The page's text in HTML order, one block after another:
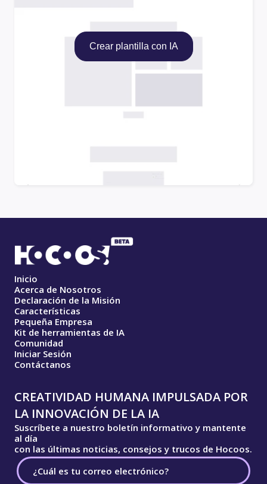
Crear plantilla con IA
Inicio
Acerca de Nosotros
Declaración de la Misión
Características
Pequeña Empresa
Kit de herramientas de IA
Comunidad
Iniciar Sesión
Contáctanos
CREATIVIDAD HUMANA IMPULSADA POR
LA INNOVACIÓN DE LA IA
Suscríbete a nuestro boletín informativo y mantente
al día
con las últimas noticias, consejos y trucos de Hocoos.